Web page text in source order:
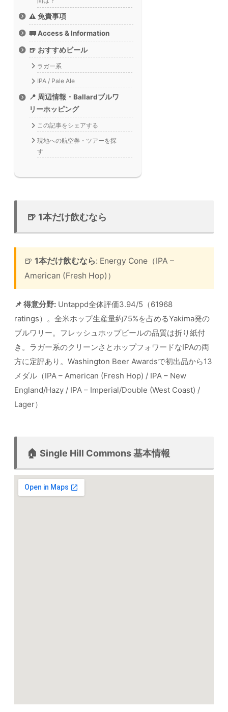
⚠️ 免責事項
🚃 Access & Information
🍺 おすすめビール
ラガー系
IPA / Pale Ale
📍 周辺情報・Ballardブルワ
リーホッピング
この記事をシェアする
現地への航空券・ツアーを探
す
🍺 1本だけ飲むなら
🍺 1本だけ飲むなら: Energy Cone（IPA –
American (Fresh Hop)）
📌 得意分野: Untappd全体評価3.94/5（61968
ratings）。全米ホップ生産量約75%を占めるYakima発の
ブルワリー。フレッシュホップビールの品質は折り紙付
き。ラガー系のクリーンさとホップフォワードなIPAの両
方に定評あり。Washington Beer Awardsで初出品から13
メダル（IPA – American (Fresh Hop) / IPA – New
England/Hazy / IPA – Imperial/Double (West Coast) /
Lager）
🏠 Single Hill Commons 基本情報